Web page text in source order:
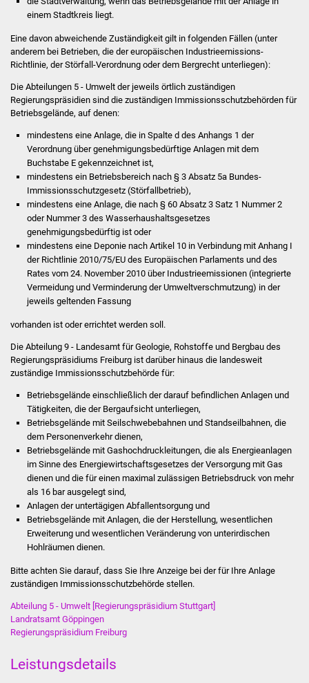
Bürger & Service
Was erledige ich wo
Lebenslagen
Formulare
Bürgerinfos
Bildung
Schulen
Kolping-Musikschule
Soziale Einrichtungen
Kirchen
Lokale Agenda
Jugendhaus
Fachteam Jugend
Kinder- und
einem Stadtkreis liegt.
Eine davon abweichende Zuständigkeit gilt in folgenden Fällen (unter
anderem bei Betrieben, die der europäischen Industrieemissions-
Richtlinie, der Störfall-Verordnung oder dem Bergrecht unterliegen):
Die Abteilungen 5 - Umwelt der jeweils örtlich zuständigen
Regierungspräsidien sind die zuständigen Immissionsschutzbehörden für
Betriebsgelände, auf denen:
mindestens eine Anlage, die in Spalte d des Anhangs 1 der
Verordnung über genehmigungsbedürftige Anlagen mit dem
Buchstabe E gekennzeichnet ist,
mindestens ein Betriebsbereich nach § 3 Absatz 5a Bundes-
Immissionsschutzgesetz (Störfallbetrieb),
mindestens eine Anlage, die nach § 60 Absatz 3 Satz 1 Nummer 2
oder Nummer 3 des Wasserhaushaltsgesetzes
genehmigungsbedürftig ist oder
mindestens eine Deponie nach Artikel 10 in Verbindung mit Anhang I
der Richtlinie 2010/75/EU des Europäischen Parlaments und des
Rates vom 24. November 2010 über Industrieemissionen (integrierte
Vermeidung und Verminderung der Umweltverschmutzung) in der
jeweils geltenden Fassung
vorhanden ist oder errichtet werden soll.
Die Abteilung 9 - Landesamt für Geologie, Rohstoffe und Bergbau des
Regierungspräsidiums Freiburg ist darüber hinaus die landesweit
zuständige Immissionsschutzbehörde für:
Betriebsgelände einschließlich der darauf befindlichen Anlagen und
Tätigkeiten, die der Bergaufsicht unterliegen,
Betriebsgelände mit Seilschwebebahnen und Standseilbahnen, die
dem Personenverkehr dienen,
Betriebsgelände mit Gashochdruckleitungen, die als Energieanlagen
im Sinne des Energiewirtschaftsgesetzes der Versorgung mit Gas
dienen und die für einen maximal zulässigen Betriebsdruck von mehr
als 16 bar ausgelegt sind,
Anlagen der untertägigen Abfallentsorgung und
Betriebsgelände mit Anlagen, die der Herstellung, wesentlichen
Erweiterung und wesentlichen Veränderung von unterirdischen
Hohlräumen dienen.
Bitte achten Sie darauf, dass Sie Ihre Anzeige bei der für Ihre Anlage
zuständigen Immissionsschutzbehörde stellen.
Abteilung 5 - Umwelt [Regierungspräsidium Stuttgart]
Landratsamt Göppingen
Regierungspräsidium Freiburg
Leistungsdetails